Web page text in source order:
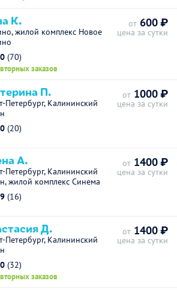
К.
жилой комплекс Новое
(70)
заказов
от 600 ₽
цена за сутки
П.
Петербург, Калининский
(20)
от 1000 ₽
цена за сутки
А.
Петербург, Калининский
жилой комплекс Синема
(16)
от 1400 ₽
цена за сутки
Д.
Петербург, Калининский
(32)
заказов
от 1400 ₽
цена за сутки